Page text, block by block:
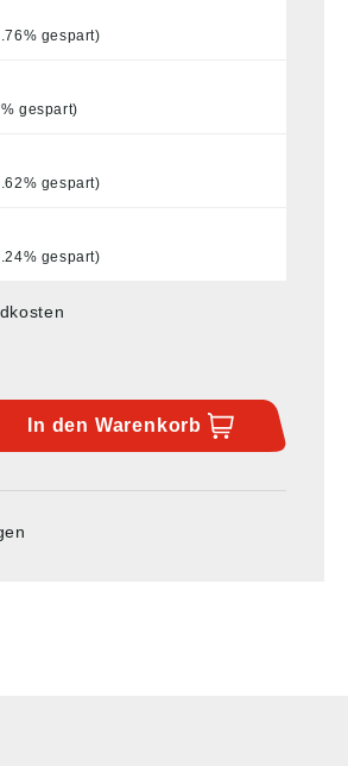
gespart)
gespart)
gespart)
gespart)
In den Warenkorb